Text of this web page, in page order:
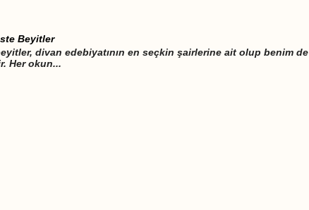
Beyitler
divan edebiyatının en seçkin şairlerine ait olup benim
Her okun...